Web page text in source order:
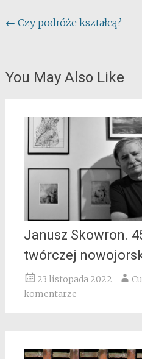
Post
← Czy podróże kształcą?
You May Also Like
Janusz Skowron.
twórczej
23 listopada 2022
komentarze